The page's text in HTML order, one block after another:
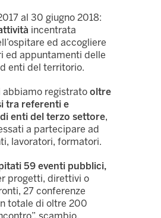
al 30 giugno 2018:
incentrata
ed accogliere
ed appuntamenti delle
enti del territorio.
abbiamo registrato oltre
tra referenti e
enti del terzo settore,
a partecipare ad
lavoratori, formatori.
59 eventi pubblici,
progetti, direttivi o
27 conferenze
totale di oltre 200